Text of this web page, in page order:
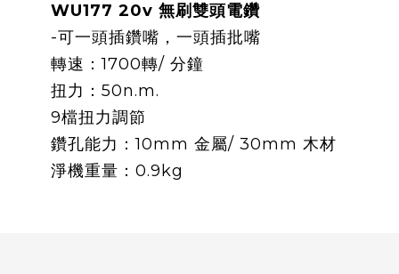
WU177 20v 無刷雙頭電鑽
-可一頭插鑽嘴，一頭插批嘴
轉速：1700轉/ 分鐘
扭力：50n.m.
9檔扭力調節
鑽孔能力：10mm 金屬/ 30mm 木材
淨機重量：0.9kg